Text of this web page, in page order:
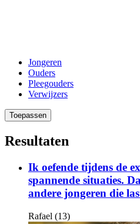
Jongeren
Ouders
Pleegouders
Verwijzers
Toepassen
Resultaten
Ik oefende tijdens de
spannende situaties.
andere jongeren die
Rafael (13)